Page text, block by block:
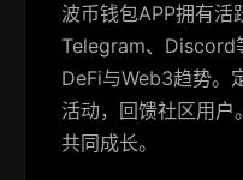
波币钱包APP拥有活
Telegram、Discord
DeFi与Web3趋势。
活动，回馈社区用户
共同成长。